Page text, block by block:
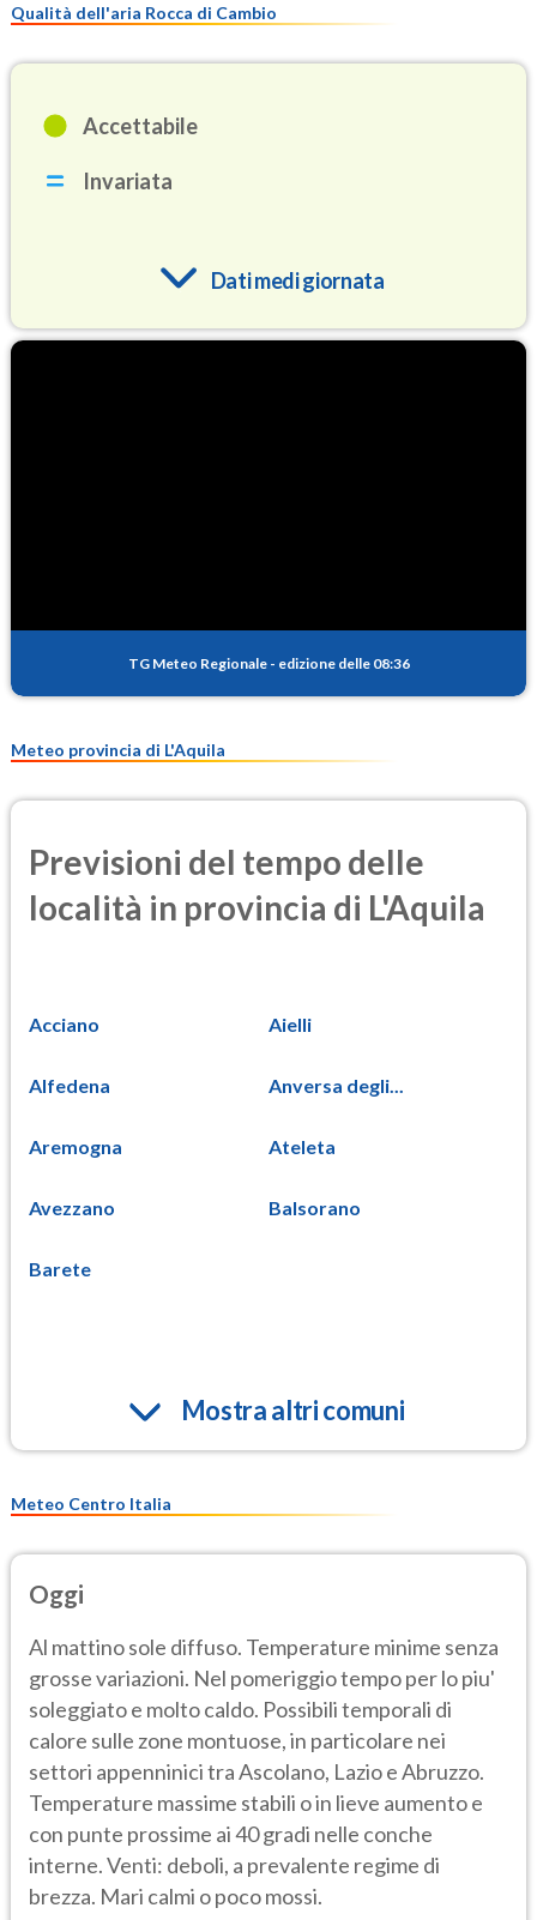
Qualità dell'aria Rocca di Cambio
Accettabile
Invariata
Dati medi giornata
PM25
TG Meteo Regionale - edizione delle 08:36
Meteo provincia di L'Aquila
Previsioni del tempo delle
località in provincia di L'Aquila
Acciano Aielli
Alfedena Anversa degli...
Aremogna Ateleta
Avezzano Balsorano
Barete
Mostra altri comuni
Meteo Centro Italia
Oggi
Al mattino sole diffuso. Temperature minime senza
grosse variazioni. Nel pomeriggio tempo per lo piu'
soleggiato e molto caldo. Possibili temporali di
calore sulle zone montuose, in particolare nei
settori appenninici tra Ascolano, Lazio e Abruzzo.
Temperature massime stabili o in lieve aumento e
con punte prossime ai 40 gradi nelle conche
interne. Venti: deboli, a prevalente regime di
brezza. Mari calmi o poco mossi.